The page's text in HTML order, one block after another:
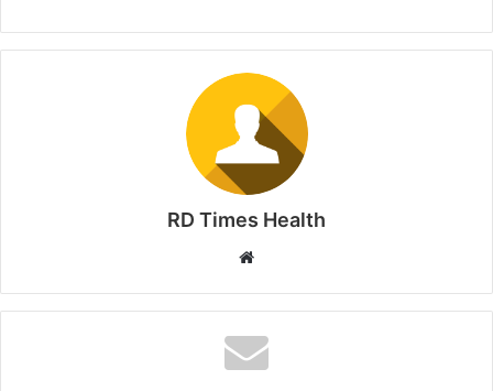
RD Times Health
b
s
i